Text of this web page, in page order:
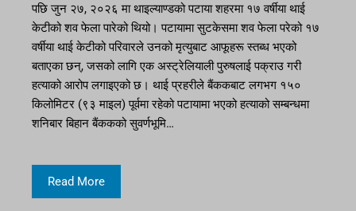
पछि जुन २७, २०२६ मा थाइल्याण्डको पटाया शहरमा १७ वर्षीया थाई
केटीको शव फेला पारेको थियो। पटायामा सुटकेसमा शव फेला परेको १७
वर्षीया थाई केटीको परिवारले उनको मृत्युबाट आफूहरू स्तब्ध भएको
बताएका छन्, जसको लागि एक अस्ट्रेलियाली पुरुषलाई पक्राउ गरी
हत्याको आरोप लगाइएको छ। थाई प्रहरीले बैंककबाट लगभग १५०
किलोमिटर (९३ माइल) पूर्वमा रहेको पटायामा भएको हत्याको सम्बन्धमा
शनिबार बिहान बैंककको सुवर्णभूमि…
Read More